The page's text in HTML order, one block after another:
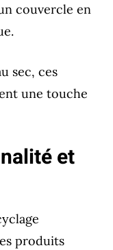
couvercle en
sec, ces
une touche
et
produits